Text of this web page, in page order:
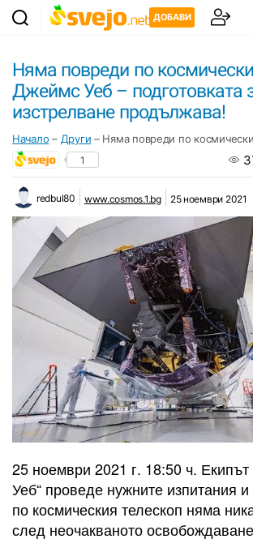
ДОБАВИ
Няма повреди по
Джеймс Уеб – подготовката
изстрелване продължава!
Начало – Други – Няма повреди по
1
redbul80 www.cosmos.1.bg 25 ноември 2021
25 ноември 2021 г. 18:50 ч.
Уеб“ проведе нужните изпитания
по космическия телескоп няма
след неочакваното